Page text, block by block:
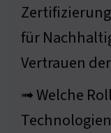
für
Vertrauen
➟ Welche